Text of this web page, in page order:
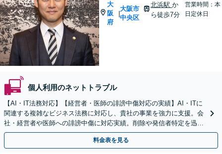
大
阪
府
|
大阪市
中央区
北浜駅 か
ら徒歩7分
営業時間：本
日定休日
個人利用のネットトラブル
【AI・IT法務対応】【経営者・医師の誹謗中傷対応の実績】AI・ITに
関連する複雑なビジネス法務に対応し、貴社の事業を強力に支援。会
社・経営者や医師への誹謗中傷に対応実績。削除や発信者特定を迅速
に実現し、貴社の名誉とブランドを死守します
料金表を見る